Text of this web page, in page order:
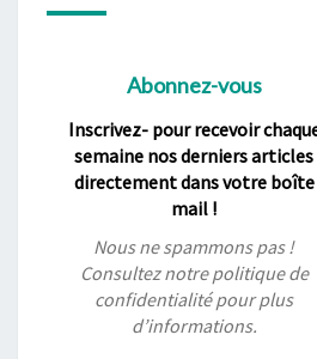
Abonnez-vous
Inscrivez- pour recevoir
semaine nos derniers articles
directement dans votre boîte
mail !
Nous ne spammons pas !
Consultez notrepolitique de
confidentialitépour plus
d’informations.